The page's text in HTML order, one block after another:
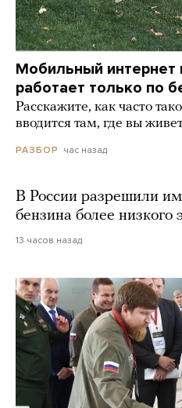
Мобильный интернет
работает только по
Расскажите, как часто
вводится там, где вы
РАЗБОР час назад
В России разрешили
бензина более низкого
13 часов назад